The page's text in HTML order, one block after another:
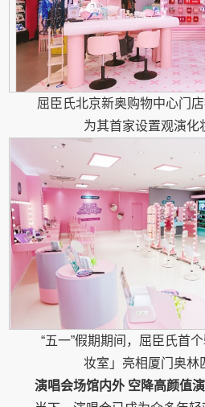
屈臣氏北京新奥购物中心门
为其首家设置观演化
“五一”假期期间，屈臣氏首
妆室」亮相厦门奥林
演唱会场馆内外 空降高颜值